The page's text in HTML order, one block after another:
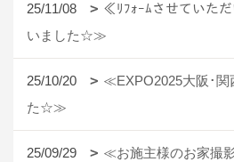
25/11/08
≪ﾘﾌｫｰﾑさせていた
いました☆≫
25/10/20
≪EXPO2025大阪･関
た☆≫
25/09/29 ≪お施主様のお家撮